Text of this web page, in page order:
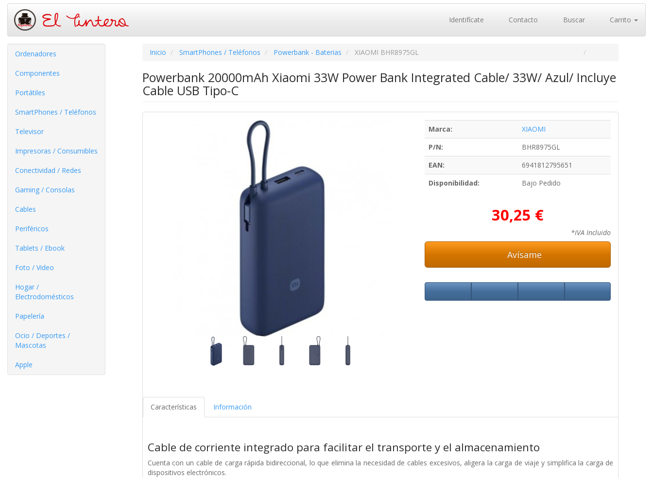
Identifícate Contacto Buscar Carrito
Ordenadores
Componentes
Portátiles
SmartPhones / Teléfonos
Televisor
Impresoras / Consumibles
Conectividad / Redes
Gaming / Consolas
Cables
Periféricos
Tablets / Ebook
Foto / Video
Hogar /
Electrodomésticos
Papelería
Ocio / Deportes /
Mascotas
Apple
Inicio SmartPhones / Teléfonos Powerbank - Baterias XIAOMI BHR8975GL
Powerbank 20000mAh Xiaomi 33W Power Bank Integrated Cable/ 33W/ Azul/ Incluye
Cable USB Tipo-C
Marca:
XIAOMI
P/N:
BHR8975GL
EAN:
6941812795651
Disponibilidad:
Bajo Pedido
30,25 €
*IVA Incluido
Avísame
Características Información
Cable de corriente integrado para facilitar el transporte y el almacenamiento
Cuenta con un cable de carga rápida bidireccional, lo que elimina la necesidad de cables excesivos, aligera la carga de viaje y simplifica la carga de
dispositivos electrónicos.